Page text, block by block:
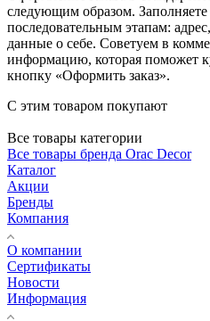
следующим образом.
последовательным этапам:
данные о себе. Советуем в
информацию, которая поможет
кнопку «Оформить заказ».
С этим товаром покупают
Все товары категории
Все товары бренда Orac Decor
Каталог
Акции
Бренды
Компания
О компании
Сертификаты
Новости
Информация